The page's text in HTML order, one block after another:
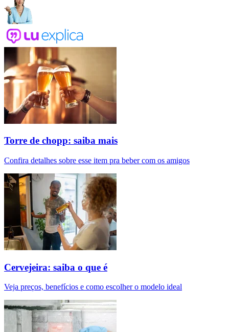
Torre de chopp: saiba mais
Confira detalhes sobre esse item pra beber com os amigos
Cervejeira: saiba o que é
Veja preços, benefícios e como escolher o modelo ideal